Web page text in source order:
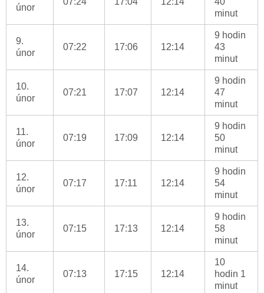
únor
minut
9.
únor
07:22 17:06 12:14
9 hodin
43
minut
10.
únor
07:21 17:07 12:14
9 hodin
47
minut
11.
únor
07:19 17:09 12:14
9 hodin
50
minut
12.
únor
07:17 17:11 12:14
9 hodin
54
minut
13.
únor
07:15 17:13 12:14
9 hodin
58
minut
14.
únor
07:13 17:15 12:14
10
hodin 1
minut